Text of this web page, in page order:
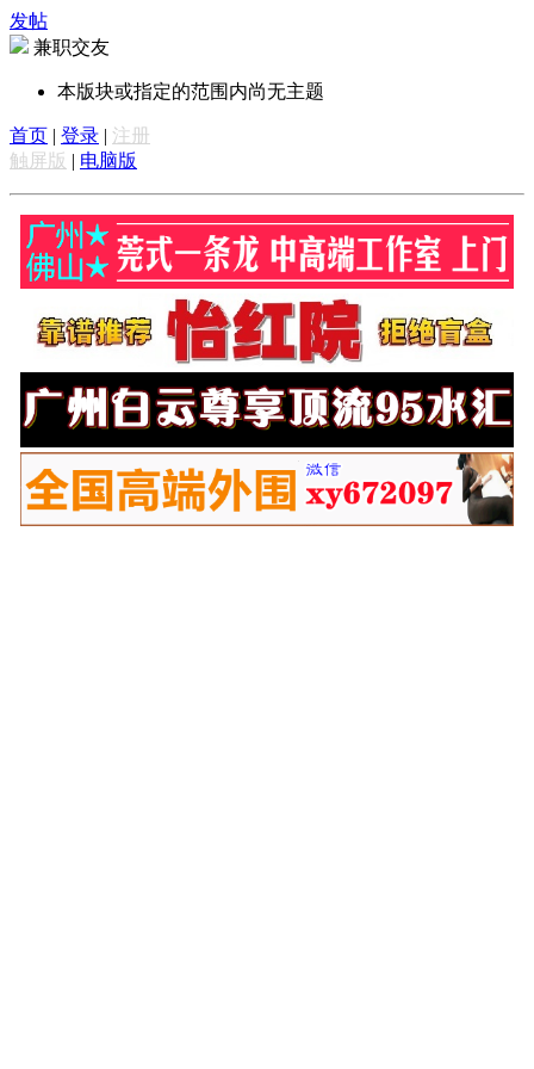
发帖
兼职交友
本版块或指定的范围内尚无主题
首页 | 登录 | 注册
触屏版 | 电脑版